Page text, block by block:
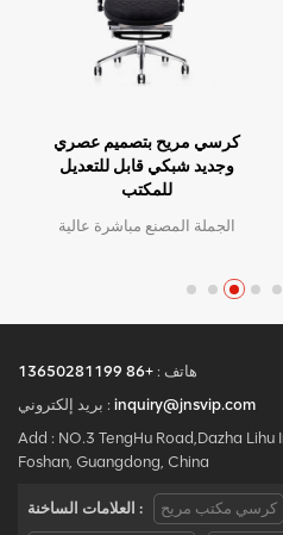
كرسي مريح بتصميم عصري
وجديد شبكي قابل للتعديل
للمكتب
الجملة المصنع مباشرة عالية
واحدة ، كمية كبيرة مع خصم
كبير.الخدمة المخصصة مع
هاتف : +86 13650281199
بريد إلكتروني : inquiry@jnsvip.com
Add : NO.3 TengHu Road,Dazha Lihu
Foshan, Guangdong, China
العلامات الساخنة : كرسي مكتب مريح